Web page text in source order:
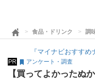
食品・ドリンク 調
『マイナビおすす
PR アンケート・調査
【買ってよかったぬ